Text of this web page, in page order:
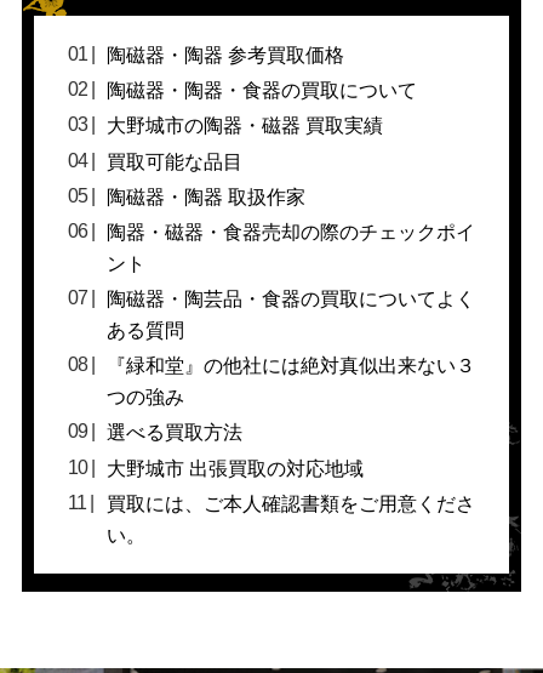
陶磁器・陶器 参考買取価格
陶磁器・陶器・食器の買取について
大野城市の陶器・磁器 買取実績
買取可能な品目
陶磁器・陶器 取扱作家
陶器・磁器・食器売却の際のチェックポイ
ント
陶磁器・陶芸品・食器の買取についてよく
ある質問
『緑和堂』の他社には絶対真似出来ない３
つの強み
選べる買取方法
大野城市 出張買取の対応地域
買取には、ご本人確認書類をご用意くださ
い。